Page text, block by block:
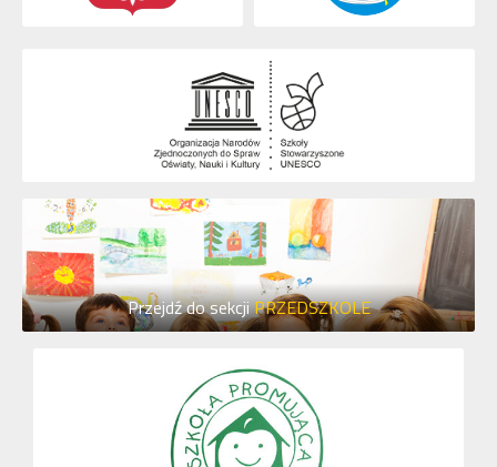
Przejdź do sekcjiPRZEDSZKOLE